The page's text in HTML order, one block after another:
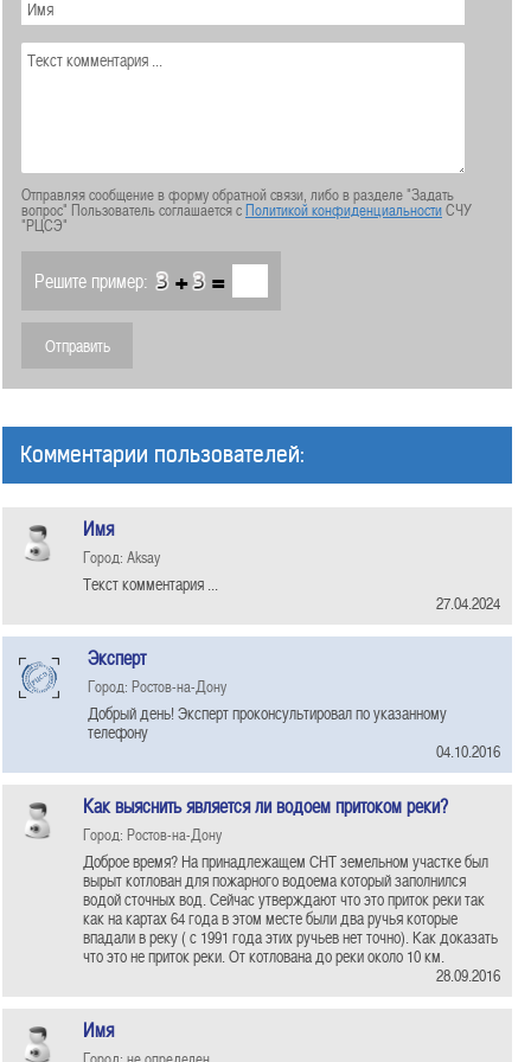
Отправляя сообщение в форму обратной связи, либо в разделе "Задать
вопрос" Пользователь соглашается сПолитикой конфиденциальностиСЧУ
"РЦСЭ"
Решите пример: + =
Комментарии пользователей:
Имя
Город: Aksay
Текст комментария ...
27.04.2024
Эксперт
Город: Ростов-на-Дону
Добрый день! Эксперт проконсультировал по указанному
телефону
04.10.2016
Как выяснить является ли водоем притоком реки?
Город: Ростов-на-Дону
Доброе время? На принадлежащем СНТ земельном участке был
вырыт котлован для пожарного водоема который заполнился
водой сточных вод. Сейчас утверждают что это приток реки так
как на картах 64 года в этом месте были два ручья которые
впадали в реку ( с 1991 года этих ручьев нет точно). Как доказать
что это не приток реки. От котлована до реки около 10 км.
28.09.2016
Имя